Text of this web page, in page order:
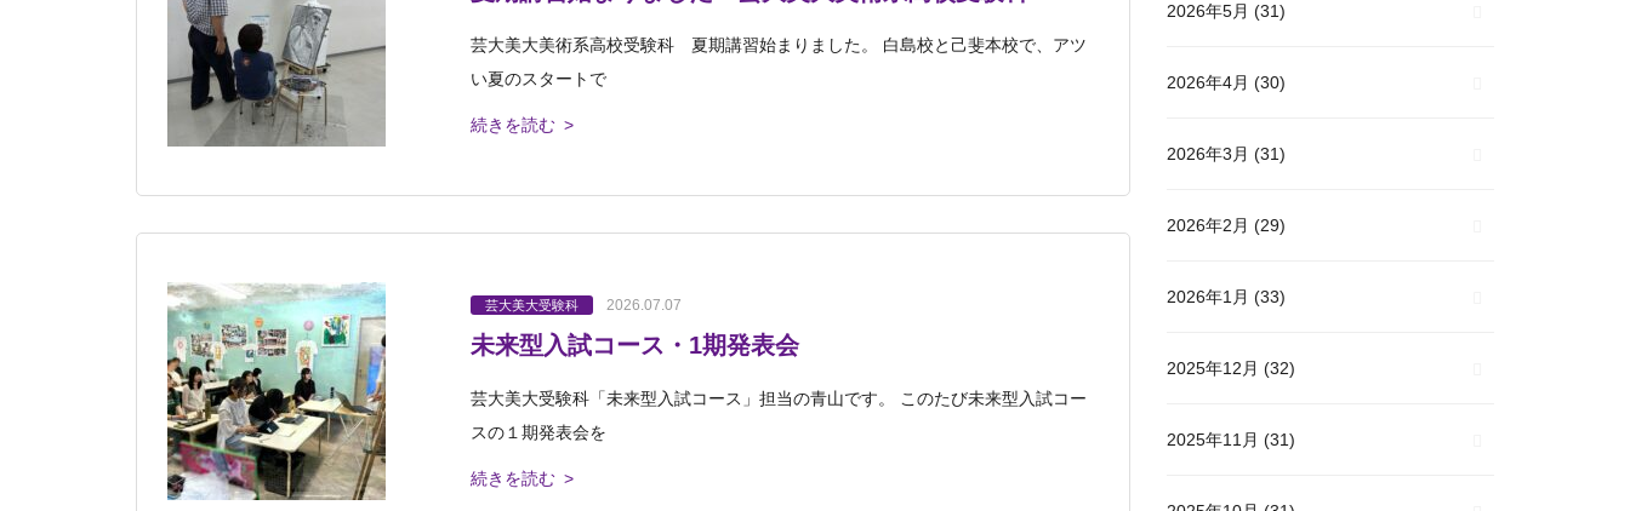
芸大美大美術系高校受験科 夏期講習始まりました。 白島校と己斐本校で、アツ
い夏のスタートで
続きを読む >
芸大美大受験科 2026.07.07
未来型入試コース・1期発表会
芸大美大受験科「未来型入試コース」担当の青山です。 このたび未来型入試コー
スの１期発表会を
続きを読む >
2026年5月 (31)
2026年4月 (30)
2026年3月 (31)
2026年2月 (29)
2026年1月 (33)
2025年12月 (32)
2025年11月 (31)